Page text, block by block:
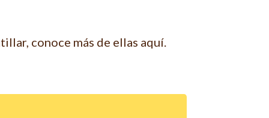
conoce más de ellas aquí.